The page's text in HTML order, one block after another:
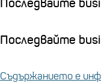
Последвайте
Последвайте
Съдържанието е